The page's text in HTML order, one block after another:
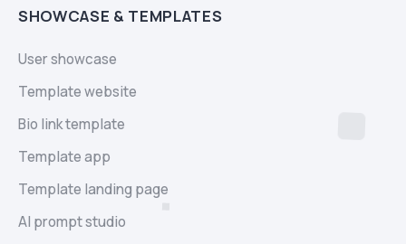
SHOWCASE & TEMPLATES
User showcase
Template website
Bio link template
Template app
Template landing page
AI prompt studio